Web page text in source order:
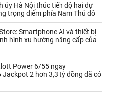
-Quả Sắt thép
sản khác Tôm
ủy Hà Nội thúc tiến độ hai dự
trọng điểm phía Nam Thủ đô
Smartphone AI và thiết bị
hình xu hướng nâng cấp của
Power 6/55 ngày
2 hơn 3,3 tỷ đồng đã có